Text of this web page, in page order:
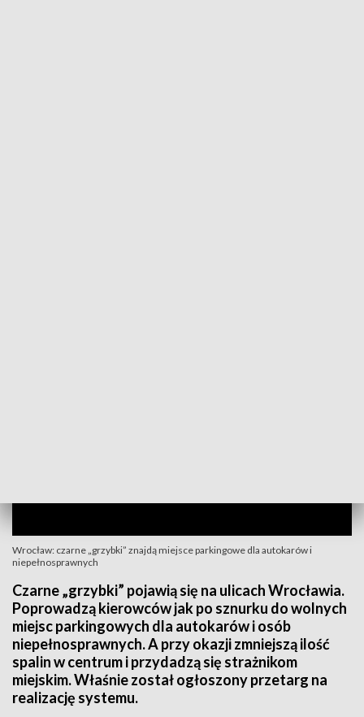
Wrocław: czarne „grzybki” znajdą miejsce parkingowe dla autokarów i
niepełnosprawnych
Czarne „grzybki” pojawią się na ulicach Wrocławia.
Poprowadzą kierowców jak po sznurku do wolnych
miejsc parkingowych dla autokarów i osób
niepełnosprawnych. A przy okazji zmniejszą ilość
spalin w centrum i przydadzą się strażnikom
miejskim. Właśnie został ogłoszony przetarg na
realizację systemu.